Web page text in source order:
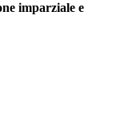
imparziale e